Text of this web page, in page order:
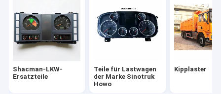
FOTON-LKW-Ersatzteile
Shacman-LKW-
Ersatzteile
Teile für Lastwagen
der Marke Sinotruk
Howo
Kipplaster